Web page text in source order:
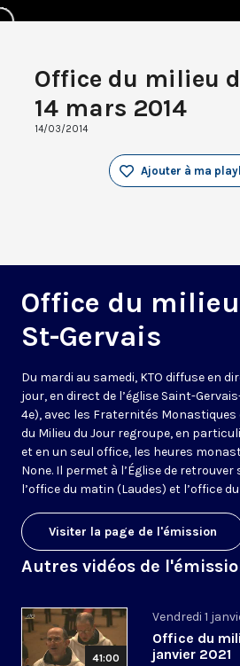
Office du milieu
14 mars 2014
14/03/2014
Ajouter à ma
Office du
St-Gervais
Du mardi au samedi, KTO diffuse en
jour, en direct de l’église Saint-
4e), avec les Fraternités Monastiques
du Milieu du Jour regroupe, en
et en un seul office, les heures
None. Il permet à l’Église de
l’office du matin (Laudes) et l’office
Visiter la page de l'émission
Autres vidéos de
41:00
Vendredi 1
Office du
janvier 2021